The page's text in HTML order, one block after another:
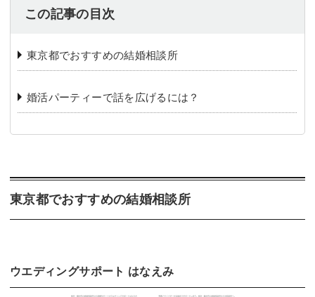
この記事の目次
東京都でおすすめの結婚相談所
婚活パーティーで話を広げるには？
東京都でおすすめの結婚相談所
ウエディングサポート はなえみ